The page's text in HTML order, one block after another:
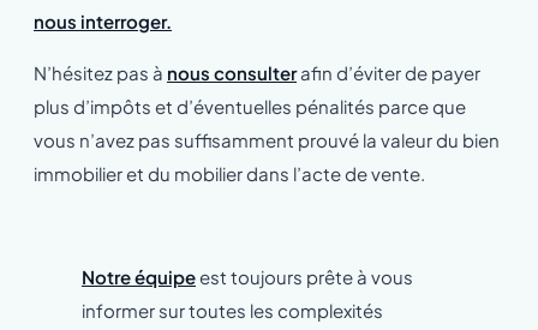
nous interroger.
N’hésitez pas à nous consulterafin d’éviter de payer
plus d’impôts et d’éventuelles pénalités parce que
vous n’avez pas suffisamment prouvé la valeur du bien
immobilier et du mobilier dans l’acte de vente.
Notre équipeest toujours prête à vous
informer sur toutes les complexités